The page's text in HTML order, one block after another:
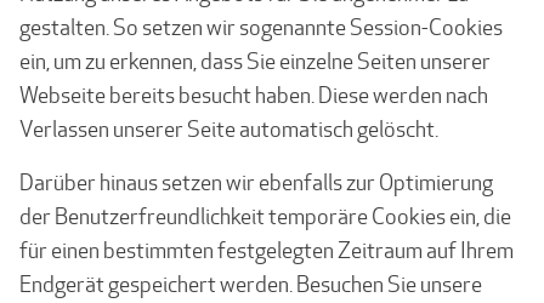
gestalten. So setzen wir sogenannte Session-Cookies
ein, um zu erkennen, dass Sie einzelne Seiten unserer
Webseite bereits besucht haben. Diese werden nach
Verlassen unserer Seite automatisch gelöscht.
Darüber hinaus setzen wir ebenfalls zur Optimierung
der Benutzerfreundlichkeit temporäre Cookies ein, die
für einen bestimmten festgelegten Zeitraum auf Ihrem
Endgerät gespeichert werden. Besuchen Sie unsere